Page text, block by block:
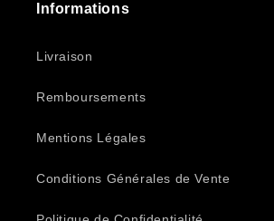
Informations
Livraison
Remboursements
Mentions Légales
Conditions Générales de Vente